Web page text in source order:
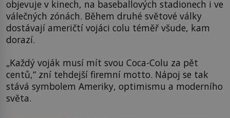
objevuje v kinech, na baseballových stadionech i ve
válečných zónách. Během druhé světové války
dostávají američtí vojáci colu téměř všude, kam
dorazí.
„Každý voják musí mít svou Coca-Colu za pět
centů,“ zní tehdejší firemní motto. Nápoj se tak
stává symbolem Ameriky, optimismu a moderního
světa.